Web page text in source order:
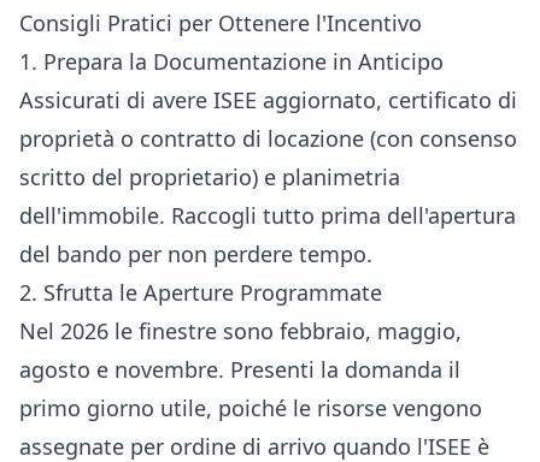
Consigli Pratici per Ottenere l'Incentivo
1. Prepara la Documentazione in Anticipo
Assicurati di avere ISEE aggiornato, certificato di
proprietà o contratto di locazione (con consenso
scritto del proprietario) e planimetria
dell'immobile. Raccogli tutto prima dell'apertura
del bando per non perdere tempo.
2. Sfrutta le Aperture Programmate
Nel 2026 le finestre sono febbraio, maggio,
agosto e novembre. Presenti la domanda il
primo giorno utile, poiché le risorse vengono
assegnate per ordine di arrivo quando l'ISEE è